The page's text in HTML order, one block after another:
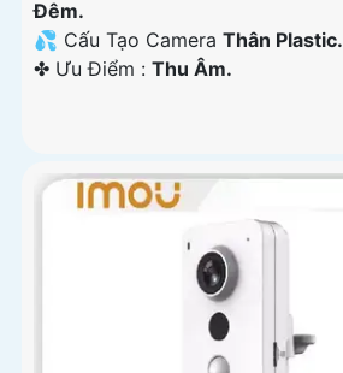
Ðêm.
💦 Cấu Tạo Camera Thân Plastic.
️✤ Ưu Điểm : Thu Âm.